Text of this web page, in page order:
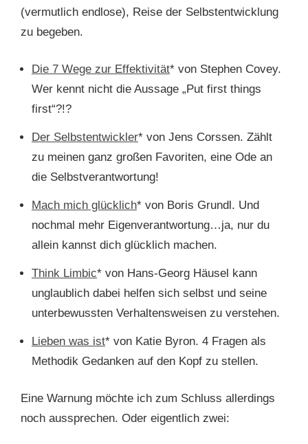
(vermutlich endlose), Reise der Selbstentwicklung
zu begeben.
Die 7 Wege zur Effektivität* von Stephen Covey.
Wer kennt nicht die Aussage „Put first things
first“?!?
Der Selbstentwickler* von Jens Corssen. Zählt
zu meinen ganz großen Favoriten, eine Ode an
die Selbstverantwortung!
Mach mich glücklich* von Boris Grundl. Und
nochmal mehr Eigenverantwortung…ja, nur du
allein kannst dich glücklich machen.
Think Limbic* von Hans-Georg Häusel kann
unglaublich dabei helfen sich selbst und seine
unterbewussten Verhaltensweisen zu verstehen.
Lieben was ist* von Katie Byron. 4 Fragen als
Methodik Gedanken auf den Kopf zu stellen.
Eine Warnung möchte ich zum Schluss allerdings
noch aussprechen. Oder eigentlich zwei: